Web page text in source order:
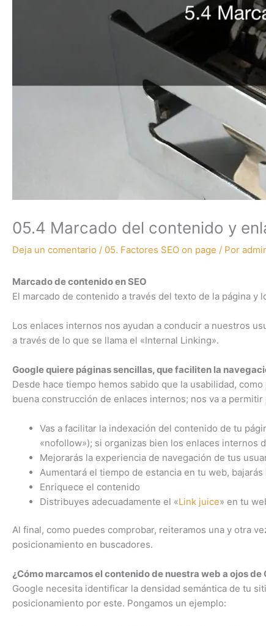
05.4 Marcado del contenido y
Deja un comentario / 05. Factores SEO on page / Por
Marcado de contenido en SEO
El marcado de contenido a través del texto de la página y
Los enlaces internos nos ayudan a conducir a nuestros
a través de lo que se llama el «Internal Linking».
Google quiere páginas sencillas, que faciliten la
Desde hace tiempo hemos sabido que la usabilidad,
buena construcción de enlaces internos; nos va a
Vas a facilitar la indexación del contenido de tu
«nofollow»); si organizas bien los enlaces internos
Mejorarás la experiencia de navegación de tus
Aumentará el tiempo de estancia en tu web, bajarás
Enriquece el contenido
Distribuyes adecuadamente el «Link juice» en tu
Al final, como puedes comprobar, reiteramos una y otra
posicionamiento en buscadores.
¿Cómo marcamos el contenido de nuestra web a ojos de
Google necesita identificar la densidad semántica de tu
posicionamiento por este. Pongamos un ejemplo: